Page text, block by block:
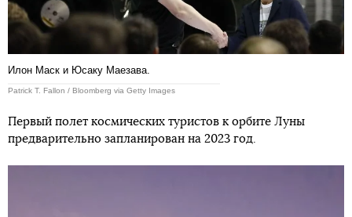
Илон Маск и Юсаку Маезава.
Patrick T. Fallon / Bloomberg via Getty Images
Первый полет космических туристов к орбите Луны
предварительно запланирован на 2023 год.